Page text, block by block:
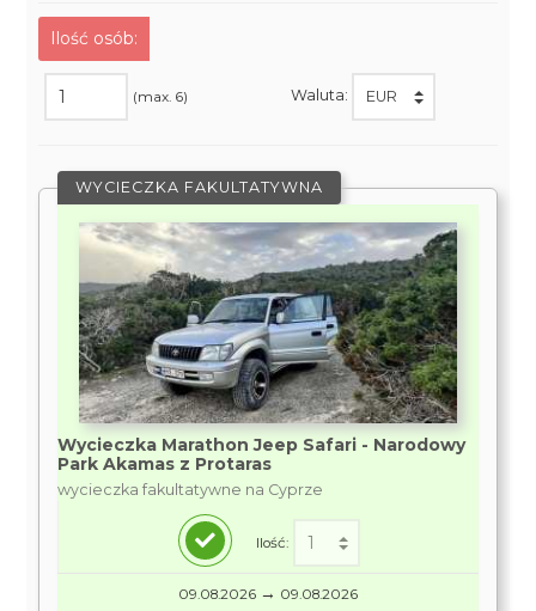
Ilość osób:
(max. 6) Waluta:
WYCIECZKA FAKULTATYWNA
Wycieczka Marathon Jeep Safari - Narodowy
Park Akamas z Protaras
wycieczka fakultatywne na Cyprze
Ilość:
09.08.2026 → 09.08.2026